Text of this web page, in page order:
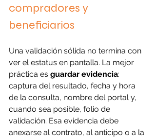
compradores y
beneficiarios
Una validación sólida no termina con
ver el estatus en pantalla. La mejor
práctica es guardar evidencia:
captura del resultado, fecha y hora
de la consulta, nombre del portal y,
cuando sea posible, folio de
validación. Esa evidencia debe
anexarse al contrato, al anticipo o a la